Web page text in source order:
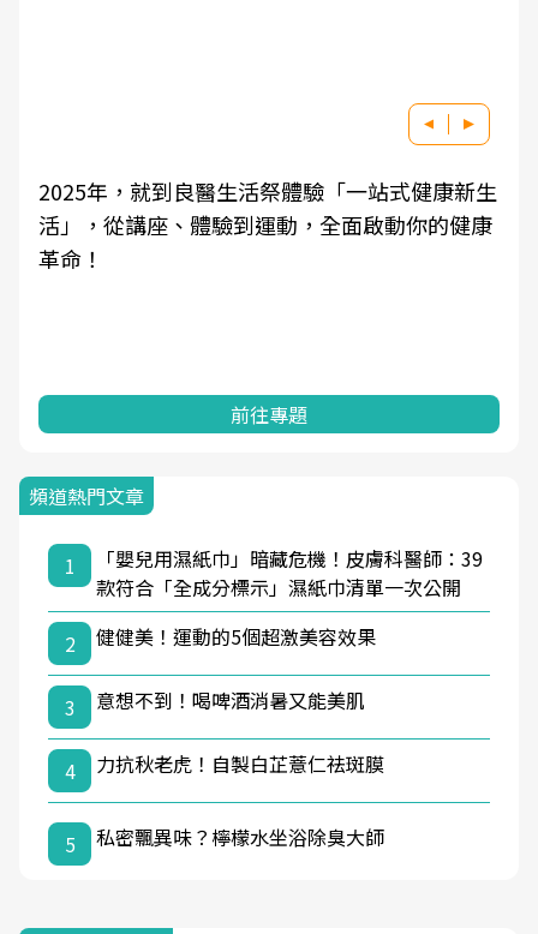
2025年，就到良醫生活祭體驗「一站式健康新生
活」，從講座、體驗到運動，全面啟動你的健康
革命！
前往專題
頻道熱門文章
1
「嬰兒用濕紙巾」暗藏危機！皮膚科醫師：39
款符合「全成分標示」濕紙巾清單一次公開
2
健健美！運動的5個超激美容效果
3 意想不到！喝啤酒消暑又能美肌
4 力抗秋老虎！自製白芷薏仁祛斑膜
5 私密飄異味？檸檬水坐浴除臭大師